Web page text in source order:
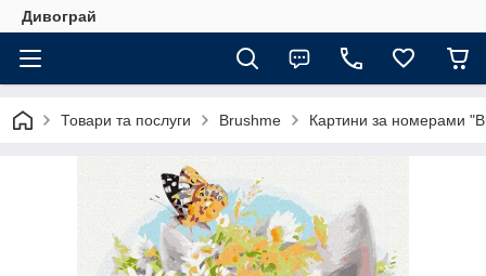
Дивограй
Товари та послуги Brushme Картини за номерами